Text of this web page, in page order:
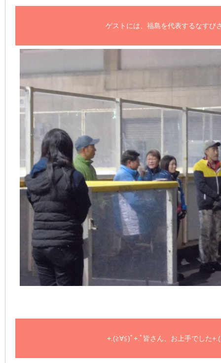
ゲストには、福島を代表するなすび
+.(≧∀≦)ﾟ+.ﾟ皆さん、お上手でした